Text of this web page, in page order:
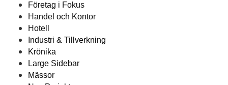
Företag i Fokus
Handel och Kontor
Hotell
Industri & Tillverkning
Krönika
Large Sidebar
Mässor